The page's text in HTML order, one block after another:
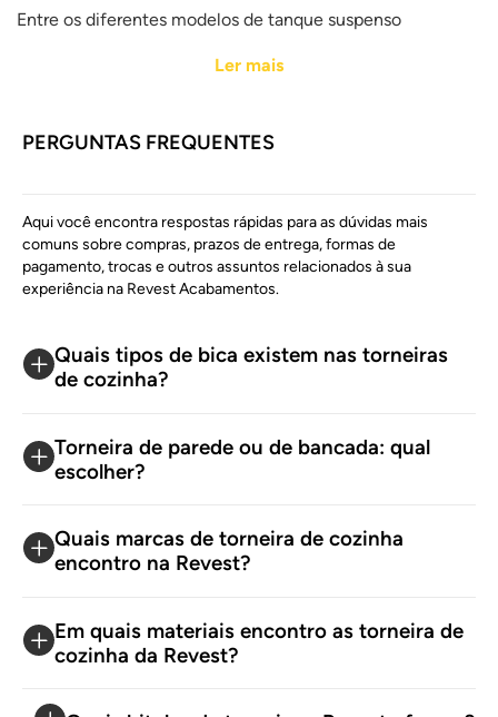
Entre os diferentes modelos de tanque suspenso
mármore, plástico, fibra e marmofibra.
Além disso, nossos tanques oferecem encaixe perfeito às
torneiras para tanque, veja!
Disponíveis em diferentes tamanhos, as opções podem
que você escolha conforme a sua necessidade e o espaço
disponível para instalação. Além disso, você pode escolher
prateado do aço inox.
Os tanques de encaixe em aço inox são aquisições
modelos oferecem limpeza simples,favorecendo a
higiene e se apresentando como peças altamente
inox com encaixe e garanta um item de fácil montagem e
Ler mais
PERGUNTAS FREQUENTES
Aqui você encontra respostas rápidas para as dúvidas mais
comuns sobre compras, prazos de entrega, formas de
pagamento, trocas e outros assuntos relacionados à sua
experiência na Revest Acabamentos.
Quais tipos de bica existem nas torneiras
de cozinha?
Torneira de parede ou de bancada: qual
escolher?
Quais marcas de torneira de cozinha
encontro na Revest?
Em quais materiais encontro as torneira de
cozinha da Revest?